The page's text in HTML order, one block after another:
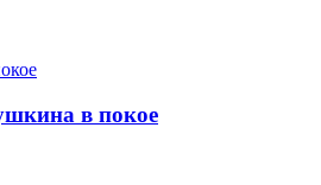
в покое